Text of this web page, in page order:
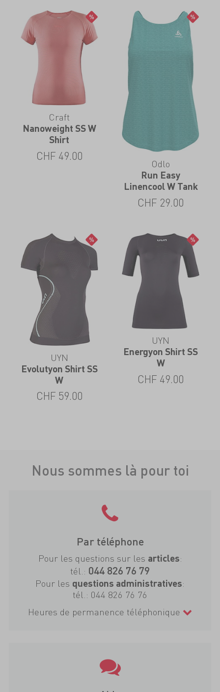
Craft
Nanoweight SS W
Shirt
CHF 49.00
Odlo
Run Easy
Linencool W Tank
CHF 29.00
UYN
Evolutyon Shirt SS
W
CHF 59.00
UYN
Energyon Shirt SS
W
CHF 49.00
Nous sommes là pour toi
Par téléphone
Pour les questions sur les articles:
tél.: 044 826 76 79
Pour les questions administratives:
tél.: 044 826 76 76
Heures de permanence téléphonique